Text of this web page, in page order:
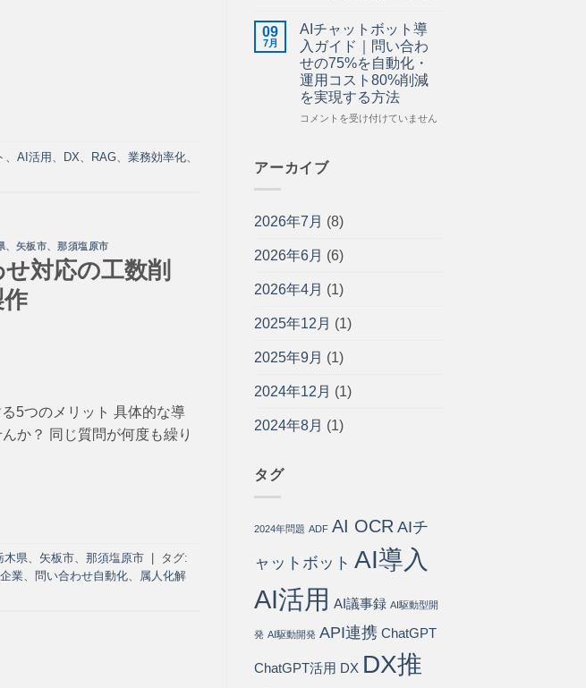
AI活用 DX RAG 業務効率化
、 矢板市、 那須塩原市
対応の工数削
5つのメリット 具体的な導
か？ 同じ質問が何度も繰り
木県、 矢板市、 那須塩原市
タグ:
業、 問い合わせ自動化、
属人化解
理・
安
全
管
理
効
す
法
導
入
テ
プ
導
入
支
援
｜
の
に
り
添
パ
ト
ー
動
型
開
発
（ADF）
と
は？
発
違
メ
ッ
ト・
入
順
開
会
社
は
09
7月
AIチャットボット導
入ガイド｜問い合わ
せの75%を自動化・
運用コスト80%削減
を実現する方法
AI
ッ
ト
ト
入
イ
問
合
せ
75%
コ
ト
80%
削
減
実
す
コメントを受け付けていません
アーカイブ
2026年7月 (8)
2026年6月 (6)
2026年4月 (1)
2025年12月 (1)
2025年9月 (1)
2024年12月 (1)
2024年8月 (1)
タグ
2024年問題 ADF AI OCR AIチ
ャットボット AI導入
AI活用 AI議事録 AI駆動型開
発 AI駆動開発 API連携 ChatGPT
ChatGPT活用 DX DX推